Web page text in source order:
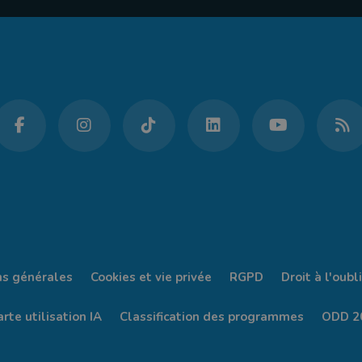
générales Cookies et vie privée RGPD Droit à l'oubli
utilisation IA Classification des programmes ODD